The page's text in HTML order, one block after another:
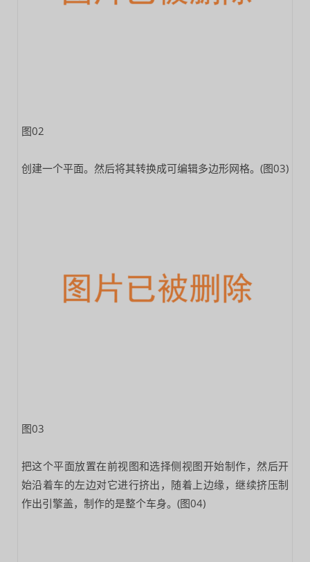
图02
创建一个平面。然后将其转换成可编辑多边形网格。(图03)
图03
把这个平面放置在前视图和选择侧视图开始制作，然后开
始沿着车的左边对它进行挤出，随着上边缘，继续挤压制
作出引擎盖，制作的是整个车身。(图04)